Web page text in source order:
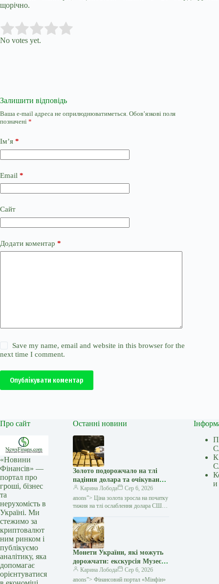
щорічно.
Rate this item:
No votes yet.
Залишити відповідь
Ваша e-mail адреса не оприлюднюватиметься. Обов’язкові поля
позначені *
Ім’я *
Email *
Сайт
Додати коментар *
Save my name, email and website in this browser for the
next time I comment.
Опублікувати коментар
Про сайт
«Новини
Фінансів» —
портал про
гроші, бізнес
та
нерухомість в
Україні. Ми
стежимо за
криптовалют
ним ринком і
публікуємо
аналітику, яка
допомагає
орієнтуватися
Останні новини
Золото подорожчало на тлі
падіння долара та очікувань
переговорів США з Іраном —
Мінфін
Карина Лобода
Сер 6, 2026
anons”> Ціна золота зросла на початку
тижня на тлі ослаблення долара США
витка інфляції. Як повідомляє Reuters,
ринок…
Монети України, які можуть
дорожчати: екскурсія Музеєм
грошей НБУ (відео) — Мінфін
Карина Лобода
Сер 6, 2026
anons”> Фінансовий портал «Мінфін»
и